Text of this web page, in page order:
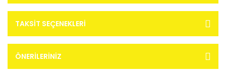
TAKSIT SEÇENEKLERI
ÖNERILERINIZ